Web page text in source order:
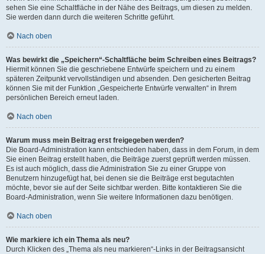
sehen Sie eine Schaltfläche in der Nähe des Beitrags, um diesen zu melden.
Sie werden dann durch die weiteren Schritte geführt.
Nach oben
Was bewirkt die „Speichern“-Schaltfläche beim Schreiben eines Beitrags?
Hiermit können Sie die geschriebene Entwürfe speichern und zu einem
späteren Zeitpunkt vervollständigen und absenden. Den gesicherten Beitrag
können Sie mit der Funktion „Gespeicherte Entwürfe verwalten“ in Ihrem
persönlichen Bereich erneut laden.
Nach oben
Warum muss mein Beitrag erst freigegeben werden?
Die Board-Administration kann entschieden haben, dass in dem Forum, in dem
Sie einen Beitrag erstellt haben, die Beiträge zuerst geprüft werden müssen.
Es ist auch möglich, dass die Administration Sie zu einer Gruppe von
Benutzern hinzugefügt hat, bei denen sie die Beiträge erst begutachten
möchte, bevor sie auf der Seite sichtbar werden. Bitte kontaktieren Sie die
Board-Administration, wenn Sie weitere Informationen dazu benötigen.
Nach oben
Wie markiere ich ein Thema als neu?
Durch Klicken des „Thema als neu markieren“-Links in der Beitragsansicht